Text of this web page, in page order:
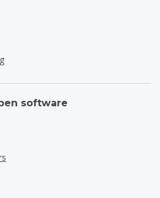
software